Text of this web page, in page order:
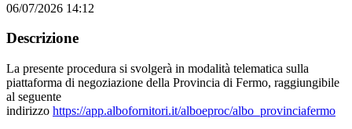
06/07/2026 14:12
Descrizione
La presente procedura si svolgerà in modalità telematica sulla
piattaforma di negoziazione della Provincia di Fermo, raggiungibile
al seguente
indirizzo https://app.albofornitori.it/alboeproc/albo_provinciafermo